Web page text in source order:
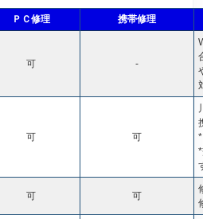
ＰＣ修理 携帯修理
可 -
可 可
*
可 可